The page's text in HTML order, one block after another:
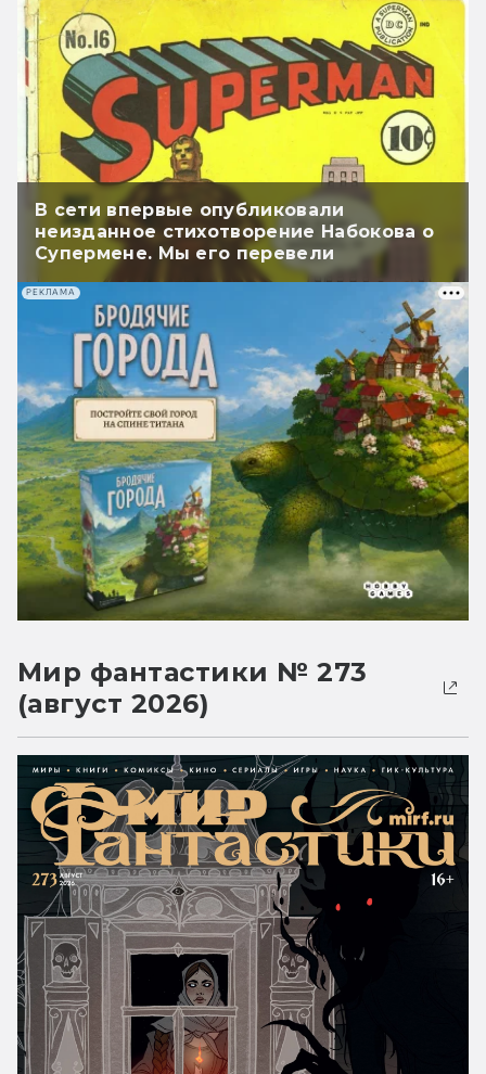
В сети впервые опубликовали
неизданное стихотворение Набокова о
Супермене. Мы его перевели
РЕКЛАМА
Мир фантастики № 273
(август 2026)